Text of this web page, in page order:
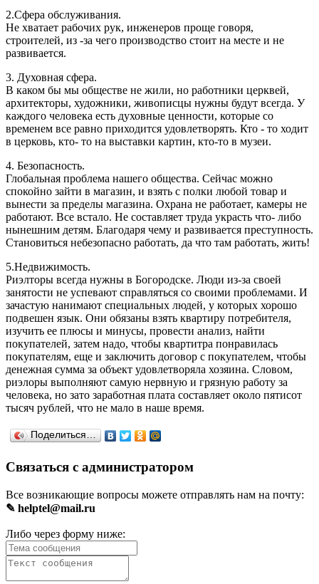
2.Сфера обслуживания.
Не хватает рабочих рук, инженеров проще говоря,
строителей, из -за чего производство стоит на месте и не
развивается.
3. Духовная сфера.
В каком бы мы обществе не жили, но работники церквей,
архитекторы, художники, живописцы нужны будут всегда. У
каждого человека есть духовные ценности, которые со
временем все равно приходится удовлетворять. Кто - то ходит
в церковь, кто- то на выставки картин, кто-то в музеи.
4. Безопасность.
Глобальная проблема нашего общества. Сейчас можно
спокойно зайти в магазин, и взять с полки любой товар и
вынести за пределы магазина. Охрана не работает, камеры не
работают. Все встало. Не составляет труда украсть что- либо
нынешним детям. Благодаря чему и развивается преступность.
Становиться небезопасно работать, да что там работать, жить!
5.Недвижимость.
Риэлторы всегда нужны в Богородске. Люди из-за своей
занятости не успевают справляться со своими проблемами. И
зачастую нанимают специальных людей, у которых хорошо
подвешен язык. Они обязаны взять квартиру потребителя,
изучить ее плюсы и минусы, провести анализ, найти
покупателей, затем надо, чтобы квартитра понравилась
покупателям, еще и заключить договор с покупателем, чтобы
денежная сумма за объект удовлетворяла хозяина. Словом,
риэлоры выполняют самую нервную и грязную работу за
человека, но зато заработная плата составляет около пятисот
тысяч рублей, что не мало в наше время.
Поделиться…
Связаться с администратором
Все возникающие вопросы можете отправлять нам на почту:
✎ helptel@mail.ru
Либо через форму ниже: